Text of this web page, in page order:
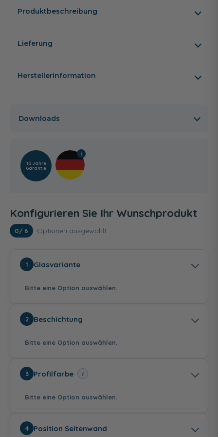
Produktbeschreibung
Lieferung
Herstellerinformation
Downloads
10 Jahre
Garantie
Konfigurieren Sie Ihr Wunschprodukt
0/ 6 Optionen ausgewählt
1 Glasvariante
Bitte eine Option auswählen.
Echtglas - Klar hell
2 Beschichtung
Bitte eine Option auswählen.
ohne Beschichtung
mit Edelglas-
Beschichtung
3 Profilfarbe i
Bitte eine Option auswählen.
4 Position Seitenwand